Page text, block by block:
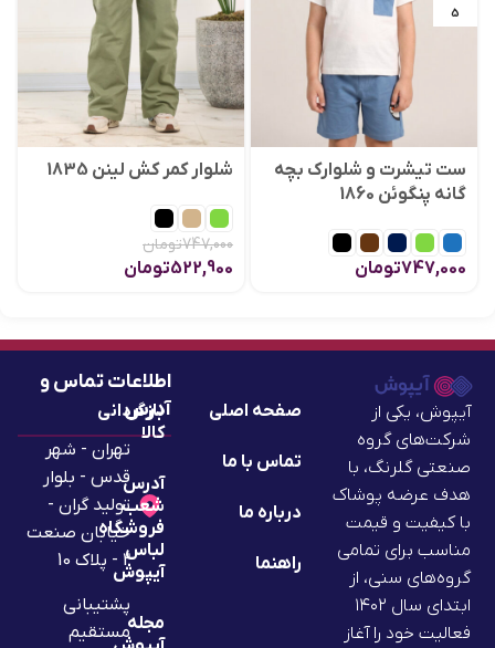
5
ست تیشرت و شلوارک بچه
گانه پنگوئن 1860
747,000تومان
شلوار کمر کش لینن 1835
747,000تومان
522,900تومان
آیپوش، یکی از
شرکت‌های گروه
صنعتی گلرنگ، با
هدف عرضه پوشاک
با کیفیت و قیمت
مناسب برای تمامی
گروه‌های سنی، از
ابتدای سال ۱۴۰۲
فعالیت خود را آغاز
صفحه اصلی
تماس با ما
درباره ما
راهنما
بازگردانی
کالا
آدرس
شعب
فروشگاه
لباس
آیپوش
مجله
تهران - شهر
قدس - بلوار
تولید گران -
خیابان صنعت
2 - پلاک 10
پشتیبانی
مستقیم
اطلاعات تماس و
آدرس